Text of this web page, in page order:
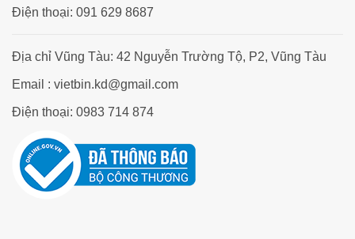
Điện thoại: 091 629 8687
Địa chỉ Vũng Tàu: 42 Nguyễn Trường Tộ, P2, Vũng Tàu
Email : vietbin.kd@gmail.com
Điện thoại: 0983 714 874